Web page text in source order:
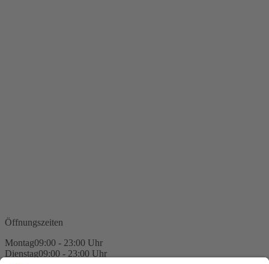
Öffnungszeiten
Montag09:00 - 23:00 Uhr
Dienstag09:00 - 23:00 Uhr